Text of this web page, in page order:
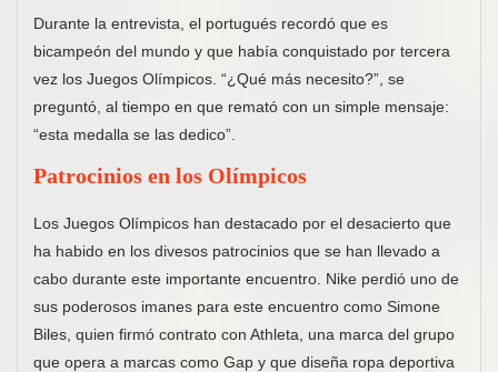
Durante la entrevista, el portugués recordó que es
bicampeón del mundo y que había conquistado por tercera
vez los Juegos Olímpicos. “¿Qué más necesito?”, se
preguntó, al tiempo en que remató con un simple mensaje:
“esta medalla se las dedico”.
Patrocinios en los Olímpicos
Los Juegos Olímpicos han destacado por el desacierto que
ha habido en los divesos patrocinios que se han llevado a
cabo durante este importante encuentro. Nike perdió uno de
sus poderosos imanes para este encuentro como Simone
Biles, quien firmó contrato con Athleta, una marca del grupo
que opera a marcas como Gap y que diseña ropa deportiva